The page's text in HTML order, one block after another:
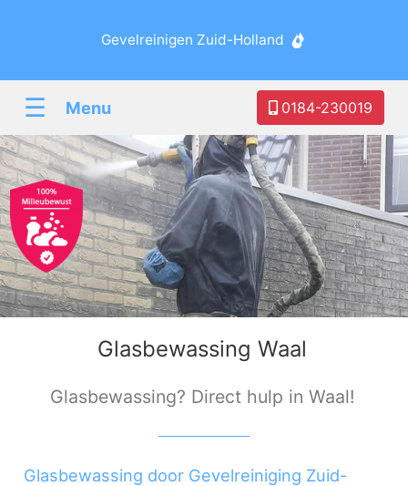
Gevelreinigen Zuid-Holland
☰ Menu 0184-230019
Glasbewassing Waal
Glasbewassing? Direct hulp in Waal!
Glasbewassing door Gevelreiniging Zuid-